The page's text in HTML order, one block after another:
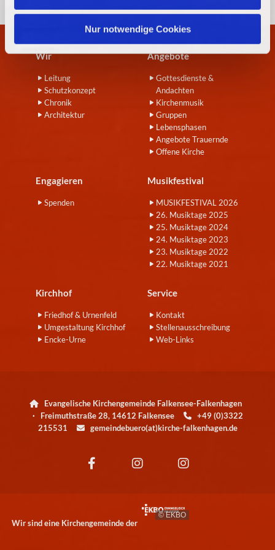
l
Nur notwendige Cookies
Wir
Leitung
Schutzkonzept
Chronik
Architektur
Angebote
Gottesdienste &
Andachten
Kirchenmusik
Gruppen
Lebensphasen
Angebote Trauernde
Offene Kirche
Engagieren
Spenden
Musikfestival
MUSIKFESTIVAL 2026
26. Musiktage 2025
25. Musiktage 2024
24. Musiktage 2023
23. Musiktage 2022
22. Musiktage 2021
Kirchhof
Friedhof & Urnenfeld
Umgestaltung Kirchhof
Encke-Urne
Service
Kontakt
Stellenausschreibung
Web-Links

Evangelische Kirchengemeinde Falkensee-Falkenhagen
· Freimuthstraße 28, 14612 Falkensee
+49 (0)3322
215531
gemeindebuero(at)kirche-falkenhagen.de
Wir sind eine Kirchengemeinde der
© EKBO